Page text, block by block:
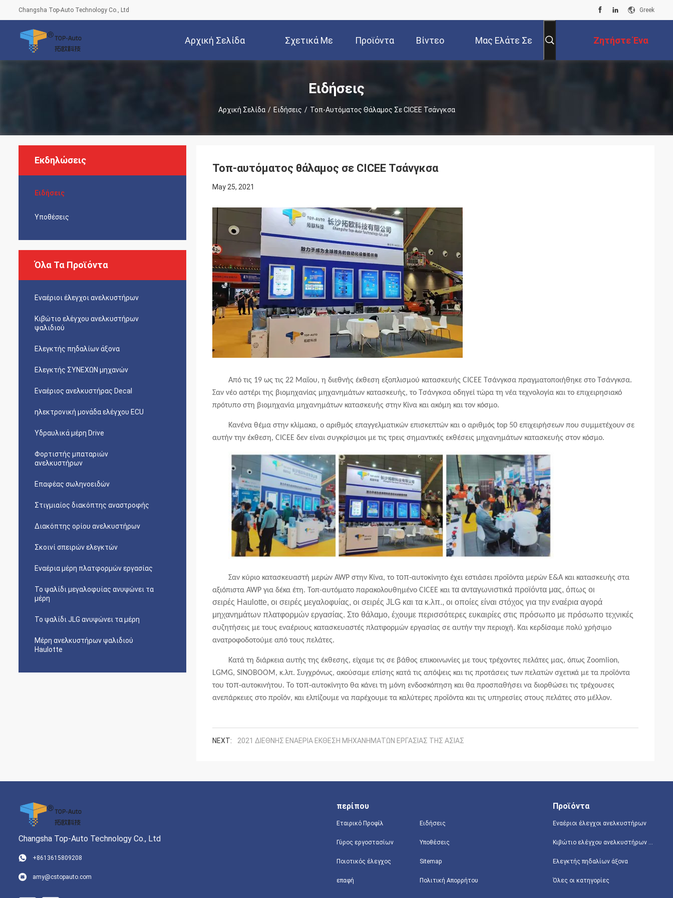
Changsha Top-Auto Technology Co., Ltd Greek
Αρχική Σελίδα Σχετικά Με
Εμάς
Προϊόντα Βίντεο Μας Ελάτε Σε Ζητήστε Ένα
Απόσπασμα
Ειδήσεις
Αρχική Σελίδα / Ειδήσεις / Τοπ-Αυτόματος Θάλαμος Σε CICEE Τσάνγκσα
Εκδηλώσεις
Ειδήσεις
Υποθέσεις
Όλα Τα Προϊόντα
Εναέριοι έλεγχοι ανελκυστήρων
Κιβώτιο ελέγχου ανελκυστήρων
ψαλιδιού
Ελεγκτής πηδαλίων άξονα
Ελεγκτής ΣΥΝΕΧΩΝ μηχανών
Εναέριος ανελκυστήρας Decal
ηλεκτρονική μονάδα ελέγχου ECU
Υδραυλικά μέρη Drive
Φορτιστής μπαταριών
ανελκυστήρων
Επαφέας σωληνοειδών
Στιγμιαίος διακόπτης αναστροφής
Διακόπτης ορίου ανελκυστήρων
Σκοινί σπειρών ελεγκτών
Εναέρια μέρη πλατφορμών εργασίας
Το ψαλίδι μεγαλοφυίας ανυψώνει τα
μέρη
Το ψαλίδι JLG ανυψώνει τα μέρη
Μέρη ανελκυστήρων ψαλιδιού
Haulotte
Τοπ-αυτόματος θάλαμος σε CICEE Τσάνγκσα
May 25, 2021
Από τις 19 ως τις 22 Μαΐου, η διεθνής έκθεση εξοπλισμού κατασκευής CICEE Τσάνγκσα πραγματοποιήθηκε στο Τσάνγκσα.
Σαν νέο αστέριτης βιομηχανίας μηχανημάτων κατασκευής, το Τσάνγκσα οδηγείτώρα τη νέα τεχνολογία και το επιχειρησιακό
πρότυπο στη βιομηχανία μηχανημάτων κατασκευής στην Κίνα και ακόμη και τον κόσμο.
Κανένα θέμα στην κλίμακα, ο αριθμός επαγγελματικών επισκεπτών και ο αριθμός top 50 επιχειρήσεων που συμμετέχουν σε
αυτήν την έκθεση, CICEE δεν είναι συγκρίσιμοι με τις τρεις σημαντικές εκθέσεις μηχανημάτων κατασκευής στον κόσμο.
Σαν κύριο κατασκευαστή μερών AWP στην Κίνα, το τοπ-αυτοκίνητο έχει εστιάσει προϊόντα μερών Ε&Α και κατασκευής στα
αξιόπιστα AWP για δέκα έτη. Τοπ-αυτόματο παρακολουθημένο CICEE και τα ανταγωνιστικά προϊόντα μας, όπως οι
σειρές Haulotte, οι σειρές μεγαλοφυίας, οι σειρές JLG και τα κ.λπ., οι οποίες είναι στόχος για την εναέρια αγορά
μηχανημάτων πλατφορμών εργασίας. Στο θάλαμο, έχουμε περισσότερες ευκαιρίες στις πρόσωπο με πρόσωπο τεχνικές
συζητήσεις μετους εναέριους κατασκευαστές πλατφορμών εργασίας σε αυτήν την περιοχή. Και κερδίσαμε πολύ χρήσιμο
ανατροφοδοτούμε από τους πελάτες.
Κατά τη διάρκεια αυτής της έκθεσης, είχαμε τις σε βάθος επικοινωνίες μετους τρέχοντες πελάτες μας, όπως Zoomlion,
LGMG, SINOBOOM, κ.λπ. Συγχρόνως, ακούσαμε επίσης κατά τις απόψεις και τις προτάσεις των πελατών σχετικά με τα προϊόντα
του τοπ-αυτοκινήτου. Το τοπ-αυτοκίνητο θα κάνει τη μόνη ενδοσκόπηση και θα προσπαθήσει να διορθώσειτις τρέχουσες
ανεπάρκειες στο προϊόν, και ελπίζουμε να παρέχουμε τα καλύτερες προϊόντα και τις υπηρεσίες στους πελάτες στο μέλλον.
NEXT: 2021 ΔΙΕΘΝΗΣ ΕΝΑΕΡΙΑ ΕΚΘΕΣΗ ΜΗΧΑΝΗΜΑΤΩΝ ΕΡΓΑΣΙΑΣ ΤΗΣ ΑΣΙΑΣ
Changsha Top-Auto Technology Co., Ltd
+8613615809208
amy@cstopauto.com
περίπου
Εταιρικό Προφίλ
Γύρος εργοστασίων
Ποιοτικός έλεγχος
επαφή
Ειδήσεις
Υποθέσεις
Sitemap
Πολιτική Απορρήτου
Προϊόντα
Εναέριοι έλεγχοι ανελκυστήρων
Κιβώτιο ελέγχου ανελκυστήρων ψαλιδιού
Ελεγκτής πηδαλίων άξονα
Όλες οι κατηγορίες